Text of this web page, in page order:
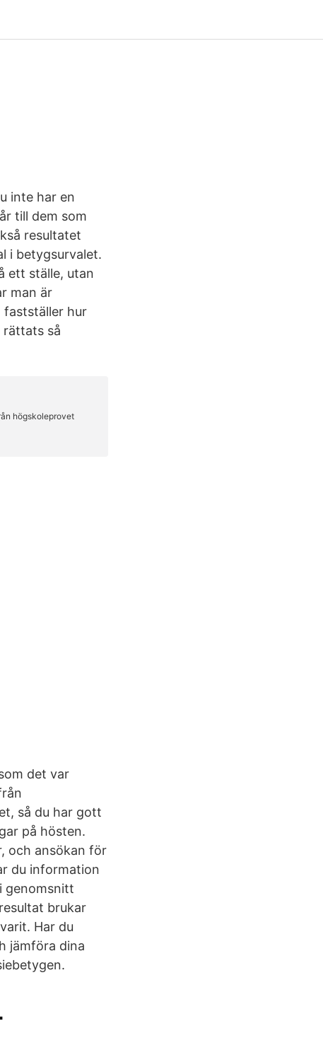
inte har en
till dem som
resultatet
i betygsurvalet.
ett ställe, utan
man är
fastställer hur
så
det var
så du har gott
på hösten.
och ansökan för
du information
genomsnitt
brukar
Har du
jämföra dina